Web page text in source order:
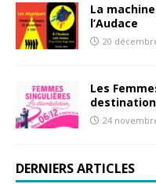
La
l’Audace
20
Les
destination
24
DERNIERS ARTICLES